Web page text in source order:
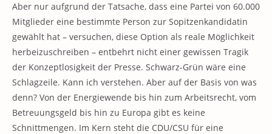
Aber nur aufgrund der Tatsache, dass eine Partei von 60.000
Mitglieder eine bestimmte Person zur Sopitzenkandidatin
gewählt hat – versuchen, diese Option als reale Möglichkeit
herbeizuschreiben – entbehrt nicht einer gewissen Tragik
der Konzeptlosigkeit der Presse. Schwarz-Grün wäre eine
Schlagzeile. Kann ich verstehen. Aber auf der Basis von was
denn? Von der Energiewende bis hin zum Arbeitsrecht, vom
Betreuungsgeld bis hin zu Europa gibt es keine
Schnittmengen. Im Kern steht die CDU/CSU für eine